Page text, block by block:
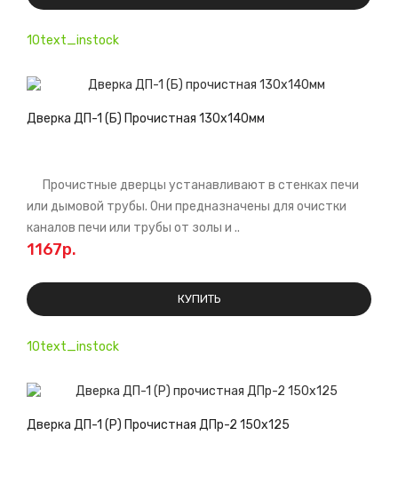
10text_instock
10text_instock
Дверка ДП-1 (Б) Прочистная 130х140мм
Прочистные дверцы устанавливают в стенках печи
или дымовой трубы. Они предназначены для очистки
каналов печи или трубы от золы и ..
1167р.
КУПИТЬ
Дверка ДП-1 (Р) Прочистная ДПр-2 150х125